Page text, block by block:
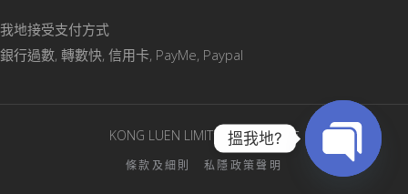
我地接受支付方式
銀行過數, 轉數快, 信用卡, PayMe, Paypal
KONG LUEN LIMITED © 版權所有
條款及細則 私隱政策聲明
搵我地?